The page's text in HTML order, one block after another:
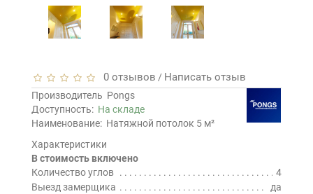
0 отзывов / Написать отзыв
Производитель Pongs
Доступность: На складе
Наименование: Натяжной потолок 5 м²
Характеристики
В стоимость включено
Количество углов
4
Выезд замерщика
да